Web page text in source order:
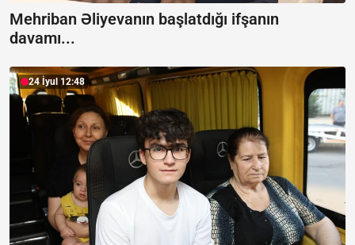
Mehriban Əliyevanın başlatdığı ifşanın
davamı...
24 İyul 12:48